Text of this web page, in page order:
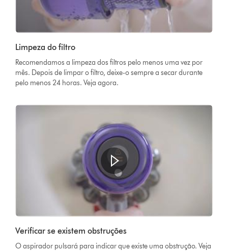
Limpeza do filtro
Recomendamos a limpeza dos filtros pelo menos uma vez por
mês. Depois de limpar o filtro, deixe-o sempre a secar durante
pelo menos 24 horas. Veja agora.
Verificar se existem obstruções
O aspirador pulsará para indicar que existe uma obstrução. Veja